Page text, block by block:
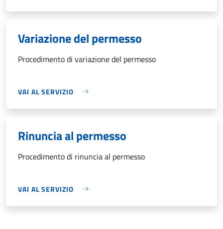
Variazione del permesso
Procedimento di variazione del permesso
VAI AL SERVIZIO
Rinuncia al permesso
Procedimento di rinuncia al permesso
VAI AL SERVIZIO